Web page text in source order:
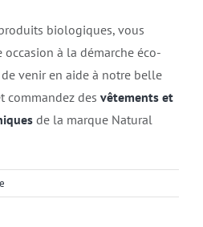
biologiques, vous
à la démarche éco-
venir en aide à notre belle
commandez des vêtements et
de la marque Natural